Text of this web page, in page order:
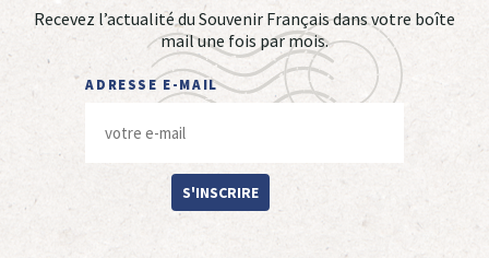
Recevez l’actualité du Souvenir Français dans votre boîte
mail une fois par mois.
ADRESSE E-MAIL
S'INSCRIRE